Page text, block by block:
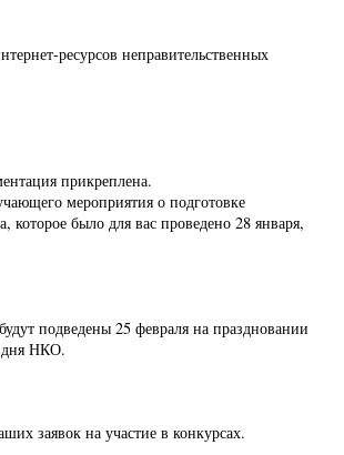
ресурсов неправительственных
прикреплена.
мероприятия о подготовке
которое было для вас проведено 28 января,
подведены 25 февраля на праздновании
НКО.
заявок на участие в конкурсах.